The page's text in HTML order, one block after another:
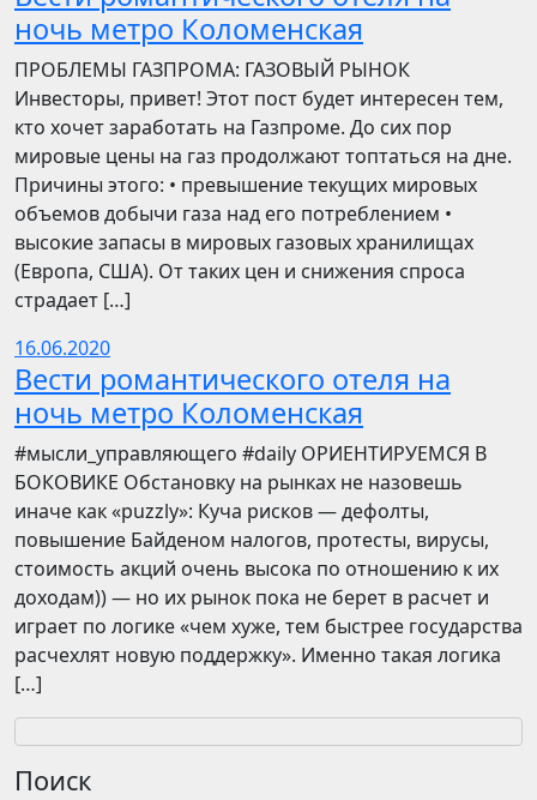
ночь метро Коломенская
ПРОБЛЕМЫ ГАЗПРОМА: ГАЗОВЫЙ РЫНОК
Инвесторы, привет! Этот пост будет интересен тем,
кто хочет заработать на Газпроме. До сих пор
мировые цены на газ продолжают топтаться на дне.
Причины этого: • превышение текущих мировых
объемов добычи газа над его потреблением •
высокие запасы в мировых газовых хранилищах
(Европа, США). От таких цен и снижения спроса
страдает […]
16.06.2020
Вести романтического отеля на
ночь метро Коломенская
​​#мысли_управляющего #daily ОРИЕНТИРУЕМСЯ В
БОКОВИКЕ Обстановку на рынках не назовешь
иначе как «puzzly»: Куча рисков — дефолты,
повышение Байденом налогов, протесты, вирусы,
стоимость акций очень высока по отношению к их
доходам)) — но их рынок пока не берет в расчет и
играет по логике «чем хуже, тем быстрее государства
расчехлят новую поддержку». Именно такая логика
[…]
Поиск